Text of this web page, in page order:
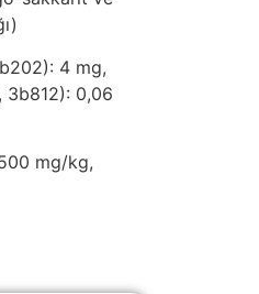
4 mg,
3b812): 0,06
mg/kg,